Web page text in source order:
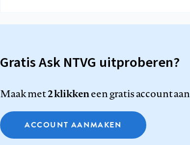
Gratis Ask NTVG uitproberen?
Maak met2 klikkeneen gratis account aan
ACCOUNT AANMAKEN